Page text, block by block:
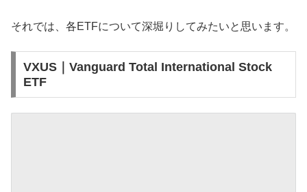
それでは、各ETFについて深堀りしてみたいと思います。
VXUS｜Vanguard Total International Stock
ETF